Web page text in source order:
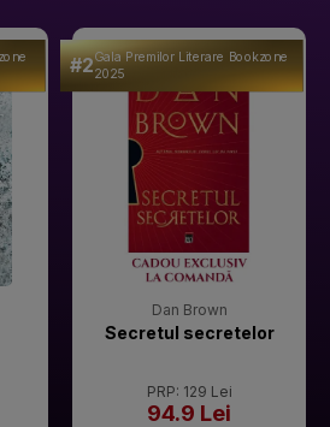
#2Gala Premilor Literare Bookzone
2025
Dan Brown
Secretul secretelor
PRP: 129 Lei
94.9 Lei